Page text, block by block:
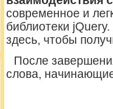
современное и
библиотеки
здесь, чтобы
После
слова,